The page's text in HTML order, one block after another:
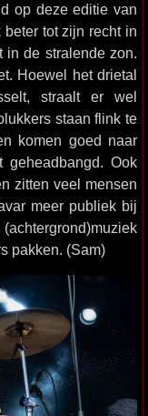
op deze editie van
tot zijn recht in
in de stralende zon.
Hoewel het drietal
straalt er wel
staan flink te
komen goed naar
Ook
zitten veel mensen
meer publiek bij
pakken. (Sam)